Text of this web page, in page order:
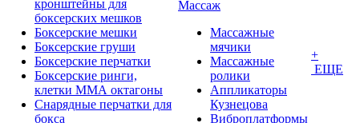
кронштейны для
боксерских мешков
Боксерские мешки
Боксерские груши
Боксерские перчатки
Боксерские ринги,
клетки ММА октагоны
Снарядные перчатки для
бокса
Массаж
Массажные
мячики
Массажные
ролики
Аппликаторы
Кузнецова
Виброплатформы
+
ЕЩЕ